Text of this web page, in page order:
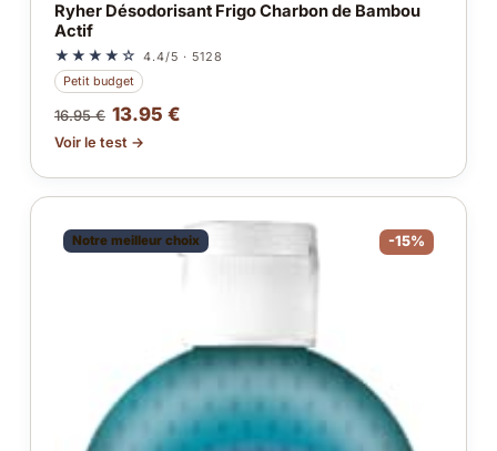
Ryher Désodorisant Frigo Charbon de Bambou
Actif
★★★★☆ 4.4/5 · 5128
Petit budget
16.95 € 13.95 €
Voir le test →
Notre meilleur choix -15%